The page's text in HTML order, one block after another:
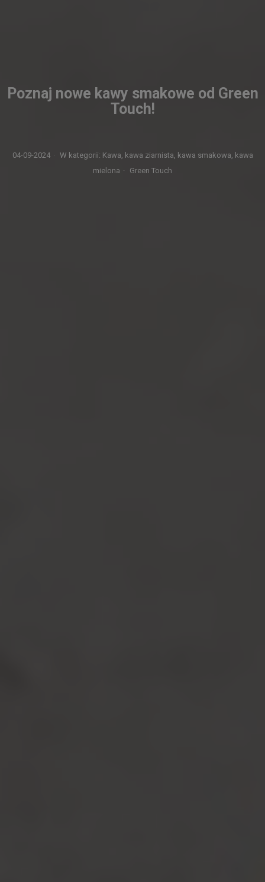
Poznaj nowe kawy smakowe od Green
Touch!
04-09-2024 · W kategorii: Kawa, kawa ziarnista, kawa smakowa, kawa
mielona · Green Touch